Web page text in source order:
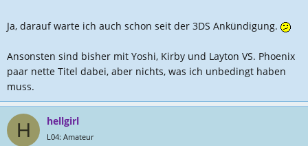
Ja, darauf warte ich auch schon seit der 3DS Ankündigung.
Ansonsten sind bisher mit Yoshi, Kirby und Layton VS. Phoenix
paar nette Titel dabei, aber nichts, was ich unbedingt haben
muss.
H hellgirl
L04: Amateur